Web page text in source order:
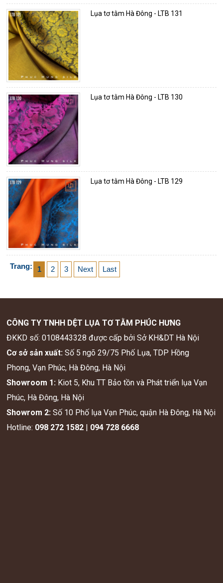
Lụa tơ tằm Hà Đông - LTB 131
Lụa tơ tằm Hà Đông - LTB 130
Lụa tơ tằm Hà Đông - LTB 129
Trang: 1 2 3 Next Last
CÔNG TY TNHH DỆT LỤA TƠ TẰM PHÚC HƯNG
ĐKKD số: 0108443328 được cấp bởi Sở KH&DT Hà Nội
Cơ sở sản xuất: Số 5 ngõ 29/75 Phố Lụa, TDP Hồng
Phong, Vạn Phúc, Hà Đông, Hà Nội
Showroom 1: Kiot 5, Khu TT Bảo tồn và Phát triển lụa Vạn
Phúc, Hà Đông, Hà Nội
Showrom 2:Số 10 Phố lụa Vạn Phúc, quận Hà Đông, Hà Nội
Hotline: 098 272 1582 | 094 728 6668